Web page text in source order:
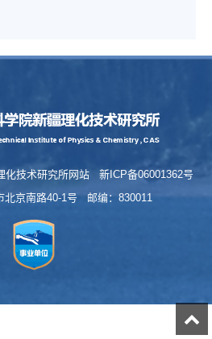
化技术研究所网站 新ICP备06001362号
北京南路40-1号 邮编：830011